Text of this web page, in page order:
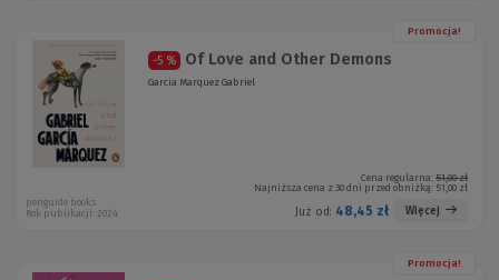
Promocja!
-5 % Of Love and Other Demons
Garcia Marquez Gabriel
Cena regularna: 51,00 zł
Najniższa cena z 30 dni przed obniżką: 51,00 zł
Już od: 48,45 zł Więcej
penguide books
Rok publikacji: 2024
Promocja!